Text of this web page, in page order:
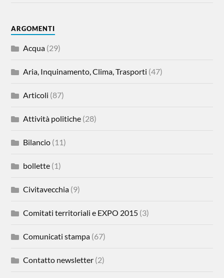
ARGOMENTI
Acqua (29)
Aria, Inquinamento, Clima, Trasporti (47)
Articoli (87)
Attività politiche (28)
Bilancio (11)
bollette (1)
Civitavecchia (9)
Comitati territoriali e EXPO 2015 (3)
Comunicati stampa (67)
Contatto newsletter (2)